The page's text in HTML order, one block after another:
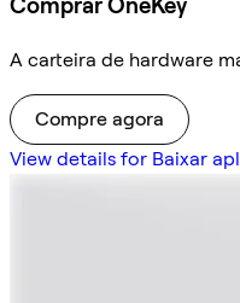
Comprar OneKey
A carteira de hardware
Compre agora
View details for Baixar